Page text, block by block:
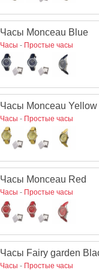
Часы Monceau Blue
Часы - Простые часы
Часы Monceau Yellow
Часы - Простые часы
Часы Monceau Red
Часы - Простые часы
Часы Fairy garden
Часы - Простые часы